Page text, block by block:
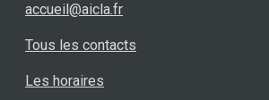
accueil@aicla.fr
Tous les contacts
Les horaires